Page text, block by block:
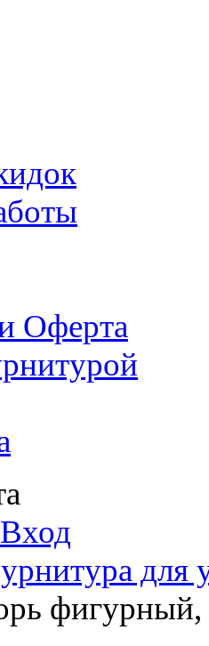
Оферта
Вход
для
фигурный,